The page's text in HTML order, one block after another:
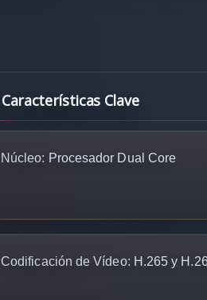
Características Clave
Núcleo: Procesador Dual Core
Codificación de Vídeo: H.265 y